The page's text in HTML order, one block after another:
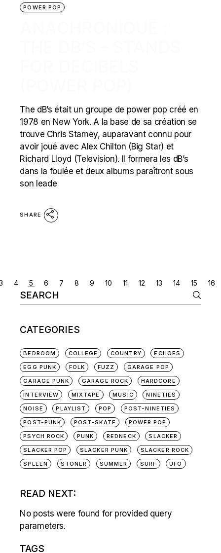
POWER POP
The dB’s était un groupe de power pop créé en
1978 en New York. A la base de sa création se
trouve Chris Stamey, auparavant connu pour
avoir joué avec Alex Chilton (Big Star) et
Richard Lloyd (Television). Il formera les dB’s
dans la foulée et deux albums paraîtront sous
son leade
SHARE
POSTS
NAVIGATION
4 5 6 7 8 9 10 11 12 13 14 15 16
Search
for:
CATEGORIES
BEDROOM COLLEGE COUNTRY
ECHOES
EGG PUNK
FOLK FUZZ
GARAGE POP
GARAGE PUNK
GARAGE ROCK
HARDCORE
INTERVIEW
MIXTAPE MUSIC
NINETIES
NOISE
PLAYLIST POP
POST-NINETIES
POST-PUNK
POST-SKATE
POWER POP
PSYCH ROCK
PUNK REDNECK
SLACKER
SLACKER POP
SLACKER PUNK
SLACKER ROCK
SPLEEN
STONER SUMMER SURF UFO
READ NEXT:
No posts were found for provided query
parameters.
TAGS